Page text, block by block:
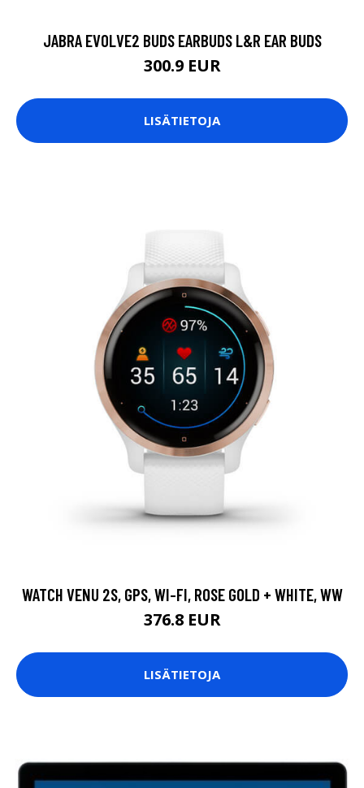
JABRA EVOLVE2 BUDS EARBUDS L&R EAR BUDS
300.9 EUR
LISÄTIETOJA
WATCH VENU 2S, GPS, WI-FI, ROSE GOLD + WHITE, WW
376.8 EUR
LISÄTIETOJA